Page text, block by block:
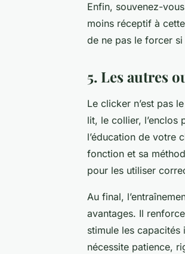
Enfin, souvenez-
moins réceptif à
de ne pas le forcer si
5. Les autres
Le clicker n’est pas
lit, le collier, l’enclos
l’éducation de votre
fonction et sa
pour les utiliser
Au final,
avantages. Il
stimule les capacités
nécessite patience,